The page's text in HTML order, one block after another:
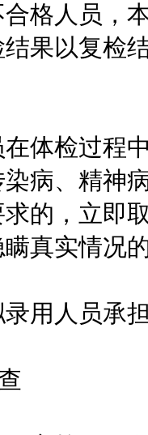
格人员，
果以复检
检过程中
病、精神
的，立即
真实情况
用人员承